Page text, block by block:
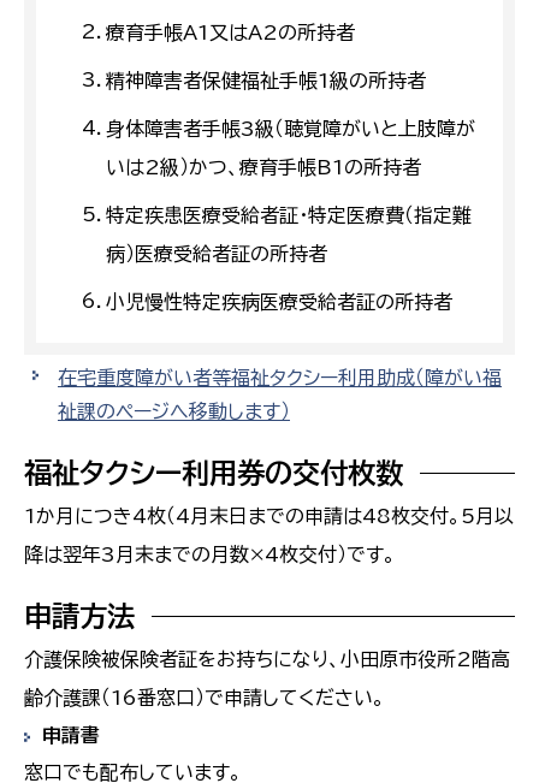
療育手帳A1又はA2の所持者
精神障害者保健福祉手帳1級の所持者
身体障害者手帳3級（聴覚障がいと上肢障が
いは2級）かつ、療育手帳B1の所持者
特定疾患医療受給者証・特定医療費（指定難
病）医療受給者証の所持者
小児慢性特定疾病医療受給者証の所持者
在宅重度障がい者等福祉タクシー利用助成（障がい福
祉課のページへ移動します）
福祉タクシー利用券の交付枚数
1か月につき4枚（4月末日までの申請は48枚交付。5月以
降は翌年3月末までの月数×4枚交付）です。
申請方法
介護保険被保険者証をお持ちになり、小田原市役所2階高
齢介護課（16番窓口）で申請してください。
申請書
窓口でも配布しています。